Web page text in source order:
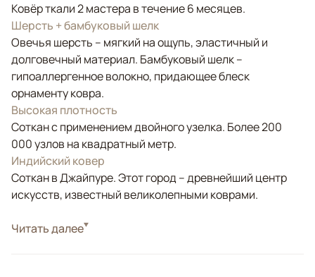
Ковёр ткали 2 мастера в течение 6 месяцев.
Шерсть + бамбуковый шелк
Овечья шерсть – мягкий на ощупь, эластичный и
долговечный материал. Бамбуковый шелк –
гипоаллергенное волокно, придающее блеск
орнаменту ковра.
Высокая плотность
Соткан с применением двойного узелка. Более 200
000 узлов на квадратный метр.
Индийский ковер
Соткан в Джайпуре. Этот город – древнейший центр
искусств, известный великолепными коврами.
СтильСовременные
Читать далее